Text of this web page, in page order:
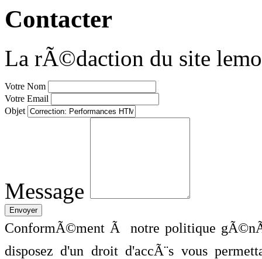
Contacter
La rÃ©daction du site
Votre Nom
Votre Email
Objet
Message
ConformÃ©ment Ã notre politique
disposez d'un droit d'accÃ¨s vous